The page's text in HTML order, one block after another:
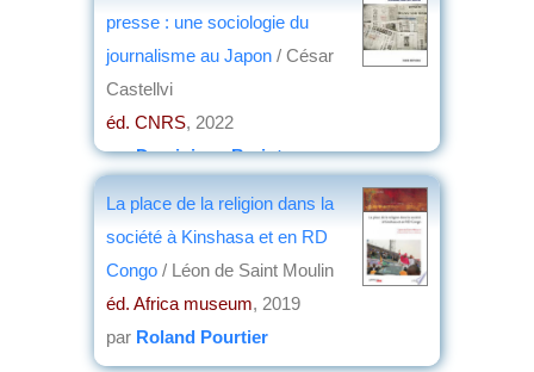
presse : une sociologie du
journalisme au Japon / César
Castellvi
éd. CNRS, 2022
parDominique Barjot
La place de la religion dans la
société à Kinshasa et en RD
Congo / Léon de Saint Moulin
éd. Africa museum, 2019
par Roland Pourtier